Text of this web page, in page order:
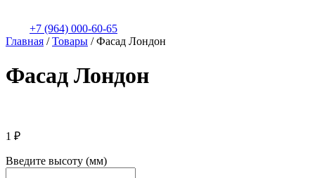
+7 (964) 000-60-65
Главная / Товары / Фасад Лондон
Фасад Лондон
1 ₽
Введите высоту (мм)